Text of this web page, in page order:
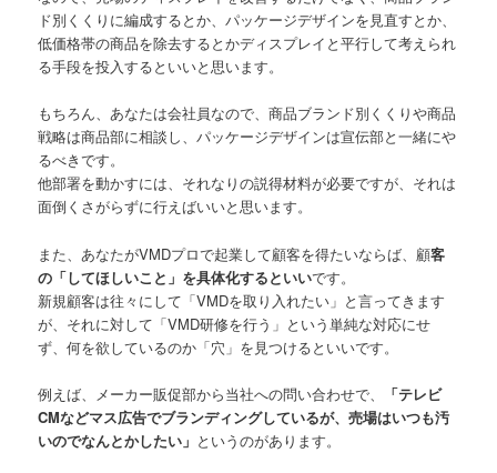
ド別くくりに編成するとか、パッケージデザインを見直すとか、
低価格帯の商品を除去するとかディスプレイと平行して考えられ
る手段を投入するといいと思います。
もちろん、あなたは会社員なので、商品ブランド別くくりや商品
戦略は商品部に相談し、パッケージデザインは宣伝部と一緒にや
るべきです。
他部署を動かすには、それなりの説得材料が必要ですが、それは
面倒くさがらずに行えばいいと思います。
また、あなたがVMDプロで起業して顧客を得たいならば、顧客
の「してほしいこと」を具体化するといいです。
新規顧客は往々にして「VMDを取り入れたい」と言ってきます
が、それに対して「VMD研修を行う」という単純な対応にせ
ず、何を欲しているのか「穴」を見つけるといいです。
例えば、メーカー販促部から当社への問い合わせで、
「テレビ
CMなどマス広告でブランディングしているが、売場はいつも汚
いのでなんとかしたい」 というのがあります。